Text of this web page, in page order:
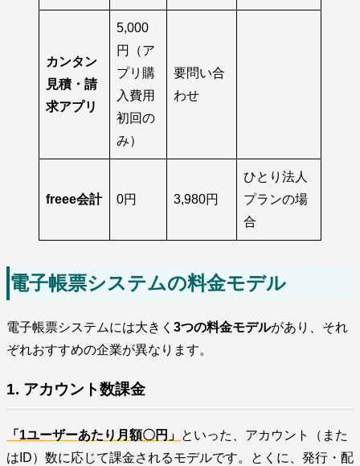
カンタン
見積・請
求アプリ
5,000
円（ア
プリ購
入費用
初回の
み）
要問い合
わせ
freee会計 0円 3,980円
ひとり法人
プランの場
合
電子帳票システムの料金モデル
電子帳票システムには大きく 3つの料金モデルがあり、それ
ぞれおすすめの企業が異なります。
1. アカウント数課金
「1ユーザーあたり月額〇円」 といった、アカウント（また
はID）数に応じて課金されるモデルです。とくに、発行・配